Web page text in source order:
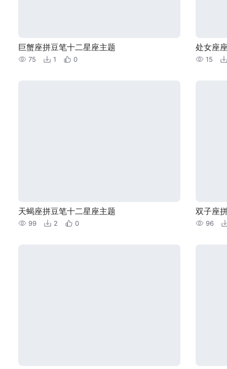
巨蟹座拼豆笔十二星座主题
75 1 0
处女座
15
天蝎座拼豆笔十二星座主题
99 2 0
双子座
96